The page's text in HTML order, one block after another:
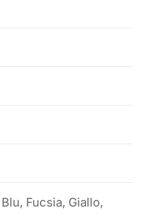
Fucsia, Giallo,